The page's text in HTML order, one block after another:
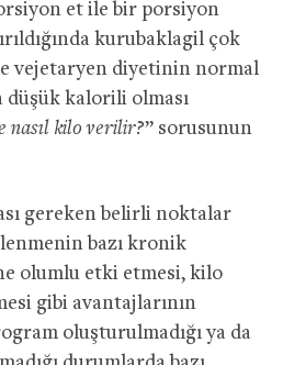
et ile bir porsiyon
kurubaklagil çok
vejetaryen diyetinin normal
düşük kalorili olması
nasıl kilo verilir?” sorusunun
gereken belirli noktalar
bazı kronik
olumlu etki etmesi, kilo
gibi avantajlarının
oluşturulmadığı ya da